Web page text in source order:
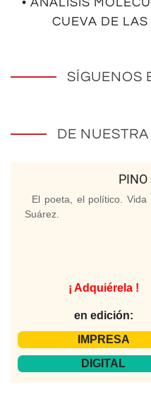
CUEVA DE
SÍGUENOS
DE
PINO
El poeta, el político.
Suárez.
¡ Adquiérela !
en edición:
IMPRESA
DIGITAL